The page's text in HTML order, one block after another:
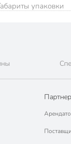
упаковки